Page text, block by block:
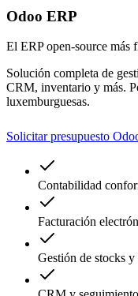
complejidad innecesaria
retrasos
Odoo ERP
El ERP open-source más
Solución completa de
CRM, inventario y más.
luxemburguesas.
Solicitar presupuesto
Contabilidad
Facturación
Gestión de stocks y